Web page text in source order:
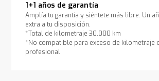
1+1 años de garantía
Amplía tu garantía y siéntete más libre. Un
extra a tu disposición.
*Total de kilometraje 30.000 km
*No compatible para exceso de kilometraje
profesional